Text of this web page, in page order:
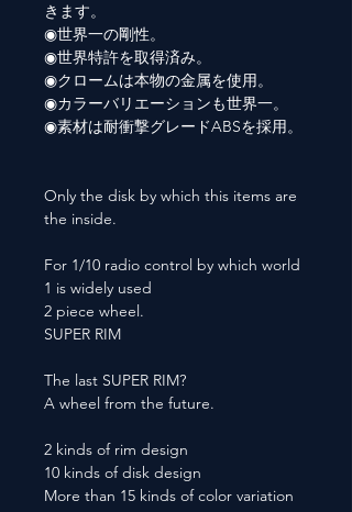
きます。
◉世界一の剛性。
◉世界特許を取得済み。
◉クロームは本物の金属を使用。
◉カラーバリエーションも世界一。
◉素材は耐衝撃グレードABSを採用。
Only the disk by which this items are
the inside.
For 1/10 radio control by which world
1 is widely used
2 piece wheel.
SUPER RIM
The last SUPER RIM?
A wheel from the future.
2 kinds of rim design
10 kinds of disk design
More than 15 kinds of color variation